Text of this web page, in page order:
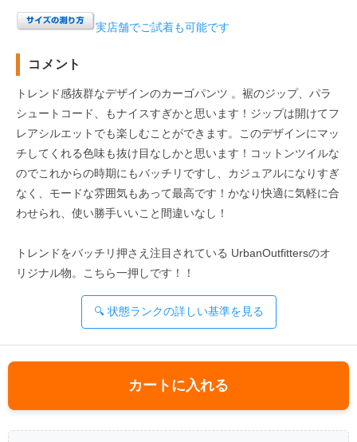
実店舗でご試着も可能です
コメント
トレンド感抜群なデザインのカーゴパンツ 。裾のジップ、パラ
シュートコード、もナイスすぎかと思います！ジップは開けてフ
レアシルエットでも楽しむことができます。このデザインにマッ
チしてくれる色味も抜け目なしかと思います！コットンツイルな
のでこれからの時期にもバッチリですし、カジュアルになりすぎ
なく、モードな雰囲気もあって最高です！かなり快適に気軽に合
わせられ、使い勝手いいこと間違いなし！
トレンドをバッチリ押さえ注目されている UrbanOutfittersのオ
リジナル物。こちら一押しです！！
🔍 状態ランクの詳しい基準を見る
カートに入れる